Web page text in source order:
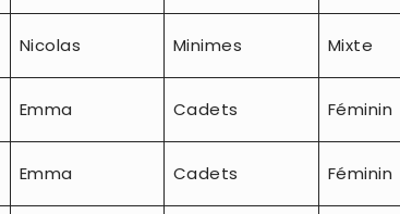
Nicolas Minimes Mixte
Emma Cadets Féminin
Emma Cadets Féminin